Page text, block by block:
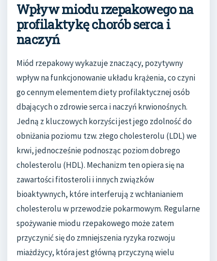
Wpływ miodu rzepakowego na
profilaktykę chorób serca i
naczyń
Miód rzepakowy wykazuje znaczący, pozytywny
wpływ na funkcjonowanie układu krążenia, co czyni
go cennym elementem diety profilaktycznej osób
dbających o zdrowie serca i naczyń krwionośnych.
Jedną z kluczowych korzyści jest jego zdolność do
obniżania poziomu tzw. złego cholesterolu (LDL) we
krwi, jednocześnie podnosząc poziom dobrego
cholesterolu (HDL). Mechanizm ten opiera się na
zawartości fitosteroli i innych związków
bioaktywnych, które interferują z wchłanianiem
cholesterolu w przewodzie pokarmowym. Regularne
spożywanie miodu rzepakowego może zatem
przyczynić się do zmniejszenia ryzyka rozwoju
miażdżycy, która jest główną przyczyną wielu